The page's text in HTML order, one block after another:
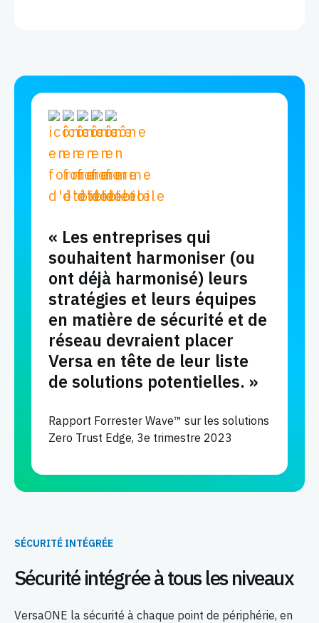
« Les entreprises qui
souhaitent harmoniser (ou
ont déjà harmonisé) leurs
stratégies et leurs équipes
en matière de sécurité et de
réseau devraient placer
Versa en tête de leur liste
de solutions potentielles. »
Rapport Forrester Wave™ sur les solutions
Zero Trust Edge, 3e trimestre 2023
SÉCURITÉ INTÉGRÉE
Sécurité intégrée à tous les niveaux
VersaONE la sécurité à chaque point de périphérie, en